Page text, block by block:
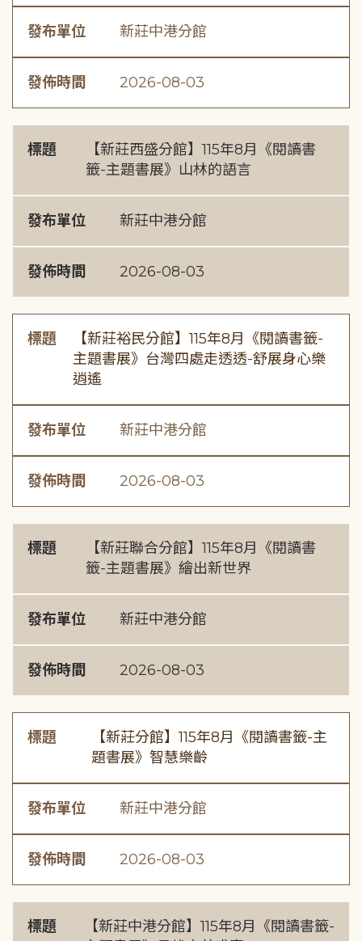
發布單位 新莊中港分館
發佈時間 2026-08-03
標題
【新莊西盛分館】115年8月《閱讀書
籤-主題書展》山林的語言
發布單位 新莊中港分館
發佈時間 2026-08-03
標題
【新莊裕民分館】115年8月《閱讀書籤-
主題書展》台灣四處走透透-舒展身心樂
逍遙
發布單位 新莊中港分館
發佈時間 2026-08-03
標題
【新莊聯合分館】115年8月《閱讀書
籤-主題書展》繪出新世界
發布單位 新莊中港分館
發佈時間 2026-08-03
標題
【新莊分館】115年8月《閱讀書籤-主
題書展》智慧樂齡
發布單位 新莊中港分館
發佈時間 2026-08-03
標題
【新莊中港分館】115年8月《閱讀書籤-